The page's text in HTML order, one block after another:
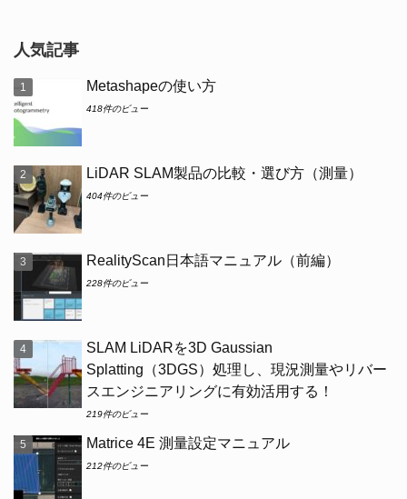
人気記事
Metashapeの使い方
418件のビュー
LiDAR SLAM製品の比較・選び方（測量）
404件のビュー
RealityScan日本語マニュアル（前編）
228件のビュー
SLAM LiDARを3D Gaussian
Splatting（3DGS）処理し、現況測量やリバー
スエンジニアリングに有効活用する！
219件のビュー
Matrice 4E 測量設定マニュアル
212件のビュー